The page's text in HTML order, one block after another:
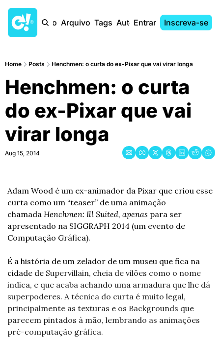
Início Arquivo Tags AutoresEntrar Inscreva-se
Home Posts Henchmen: o curta do ex-Pixar que vai virar longa
Henchmen: o curta
do ex-Pixar que vai
virar longa
Aug 15, 2014
Adam Wood é um ex-animador da Pixar que criou esse
curta como um “teaser” de uma animação
chamada Henchmen: Ill Suited, apenas para ser
apresentado na SIGGRAPH 2014 (um evento de
Computação Gráfica).
É a história de um zelador de um museu que fica na
cidade de Supervillain, cheia de vilões como o nome
indica, e que acaba achando uma armadura que lhe dá
superpoderes. A técnica do curta é muito legal,
principalmente as texturas e os Backgrounds que
parecem pintados à mão, lembrando as animações
pré-computação gráfica.